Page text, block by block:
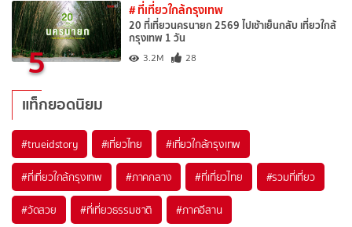
5
# ที่เที่ยวใกล้กรุงเทพ
20 ที่เที่ยวนครนายก 2569 ไปเช้าเย็นกลับ เที่ยวใกล้
กรุงเทพ 1 วัน
3.2M 28
แท็กยอดนิยม
#trueidstory #เที่ยวไทย #เที่ยวใกล้กรุงเทพ
#ที่เที่ยวใกล้กรุงเทพ #ภาคกลาง #ที่เที่ยวไทย #รวมที่เที่ยว
#วัดสวย #ที่เที่ยวธรรมชาติ #ภาคอีสาน